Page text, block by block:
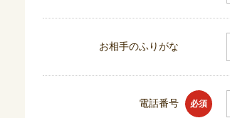
お相手のふりがな
電話番号 必須